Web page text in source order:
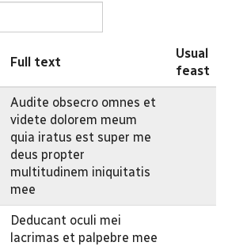
Full text
Usual
feast
Audite obsecro omnes et
videte dolorem meum
quia iratus est super me
deus propter
multitudinem iniquitatis
mee
Deducant oculi mei
lacrimas et palpebre mee